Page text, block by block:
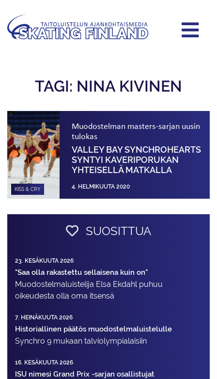
TAGI: NINA KIVINEN
KISS & CRY
Muodostelman masters-sarjan uusin
tulokas
VALLEY BAY SYNCHROHEARTS
SYNTYI KAVERIPORUKAN
YHTEISELLÄ MATKALLA
4. HELMIKUUTA 2020
SUOSITTUA
23. KESÄKUUTA 2026
"Saa olla rakastettu sellaisena kuin on"
Muodostelma­luistelija Elsa Ekdahl puhuu
oikeudesta olla oma itsensä
7. HEINÄKUUTA 2026
Historiallinen päätös muodostelmaluistelulle
Synchro 9 mukaan talviolympialaisiin
16. KESÄKUUTA 2026
ISU nimesi Grand Prix -sarjan osallistujat